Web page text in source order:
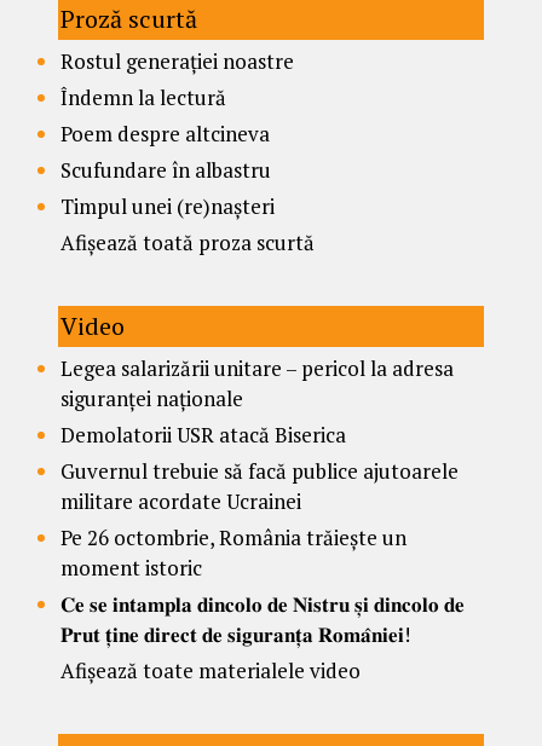
Proză scurtă
Rostul generației noastre
Îndemn la lectură
Poem despre altcineva
Scufundare în albastru
Timpul unei (re)nașteri
Afișează toată proza scurtă
Video
Legea salarizării unitare – pericol la adresa
siguranței naționale
Demolatorii USR atacă Biserica
Guvernul trebuie să facă publice ajutoarele
militare acordate Ucrainei
Pe 26 octombrie, România trăiește un
moment istoric
𝐂𝐞 𝐬𝐞 𝐢𝐧𝐭𝐚𝐦𝐩𝐥𝐚 𝐝𝐢𝐧𝐜𝐨𝐥𝐨 𝐝𝐞 𝐍𝐢𝐬𝐭𝐫𝐮 𝐬̦𝐢 𝐝𝐢𝐧𝐜𝐨𝐥𝐨 𝐝𝐞
𝐏𝐫𝐮𝐭 𝐭̦𝐢𝐧𝐞 𝐝𝐢𝐫𝐞𝐜𝐭 𝐝𝐞 𝐬𝐢𝐠𝐮𝐫𝐚𝐧𝐭̦𝐚 𝐑𝐨𝐦𝐚̂𝐧𝐢𝐞𝐢!
Afișează toate materialele video